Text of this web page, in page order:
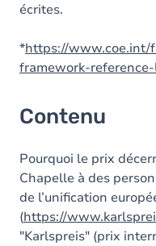
écrites.
*https://www.coe.int/
framework-
Contenu
Pourquoi le prix
Chapelle à des
de l’unification
(https://
"Karlspreis" (prix